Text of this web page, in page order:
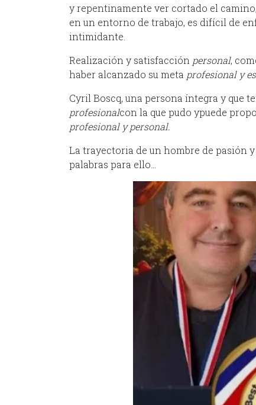
y repentinamente ver cortado el
en un entorno de trabajo, es difícil de
intimidante.
Realización y satisfacción personal,
haber alcanzado su meta profesional y
Cyril Boscq, una persona íntegra y que
profesionalcon la que pudo ypuede
profesional y personal.
La trayectoria de un hombre de pasión
palabras para ello…